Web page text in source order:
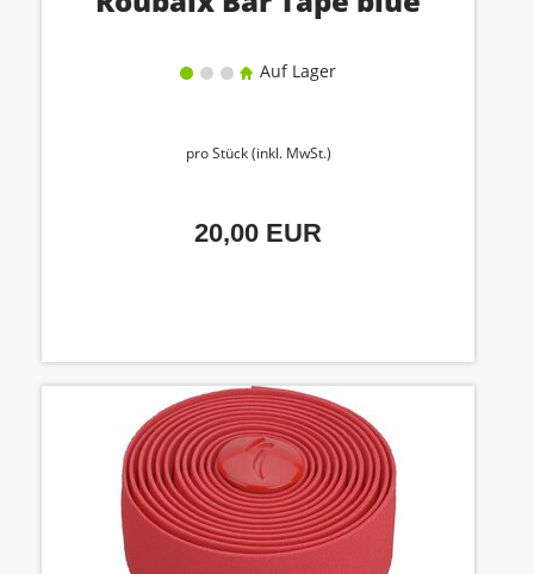
Auf Lager
pro Stück (inkl. MwSt.)
20,00 EUR